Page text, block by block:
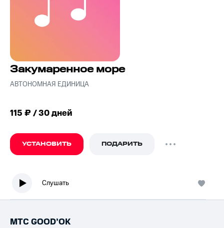
Закумаренное море
АВТОНОМНАЯ ЕДИНИЦА
115 ₽ / 30 дней
УСТАНОВИТЬ ПОДАРИТЬ
Слушать
МТС GOOD’OK